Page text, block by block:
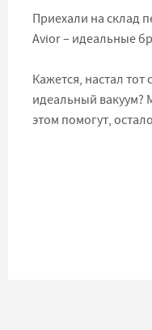
Приехали на склад
Avior – идеальные
Кажется, настал
идеальный
этом помогут,